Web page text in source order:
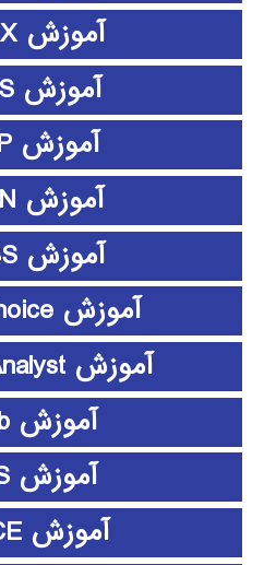
آموزش CPLEX
آموزش EDIUS
آموزش EMTP
آموزش ePLAN
آموزش ETABS
آموزش expert choice
آموزش Frontier Analyst
آموزش github
آموزش HFSS
آموزش HSPICE